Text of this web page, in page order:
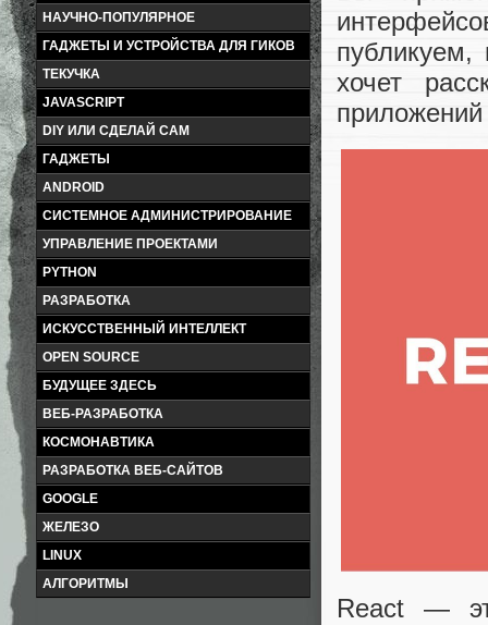
НАУЧНО-ПОПУЛЯРНОЕ
ГАДЖЕТЫ И УСТРОЙСТВА ДЛЯ ГИКОВ
ТЕКУЧКА
JAVASCRIPT
DIY ИЛИ СДЕЛАЙ САМ
ГАДЖЕТЫ
ANDROID
СИСТЕМНОЕ АДМИНИСТРИРОВАНИЕ
УПРАВЛЕНИЕ ПРОЕКТАМИ
PYTHON
РАЗРАБОТКА
ИСКУССТВЕННЫЙ ИНТЕЛЛЕКТ
OPEN SOURCE
БУДУЩЕЕ ЗДЕСЬ
ВЕБ-РАЗРАБОТКА
КОСМОНАВТИКА
РАЗРАБОТКА ВЕБ-САЙТОВ
GOOGLE
ЖЕЛЕЗО
LINUX
АЛГОРИТМЫ
публикуем,
хочет
приложений
React —